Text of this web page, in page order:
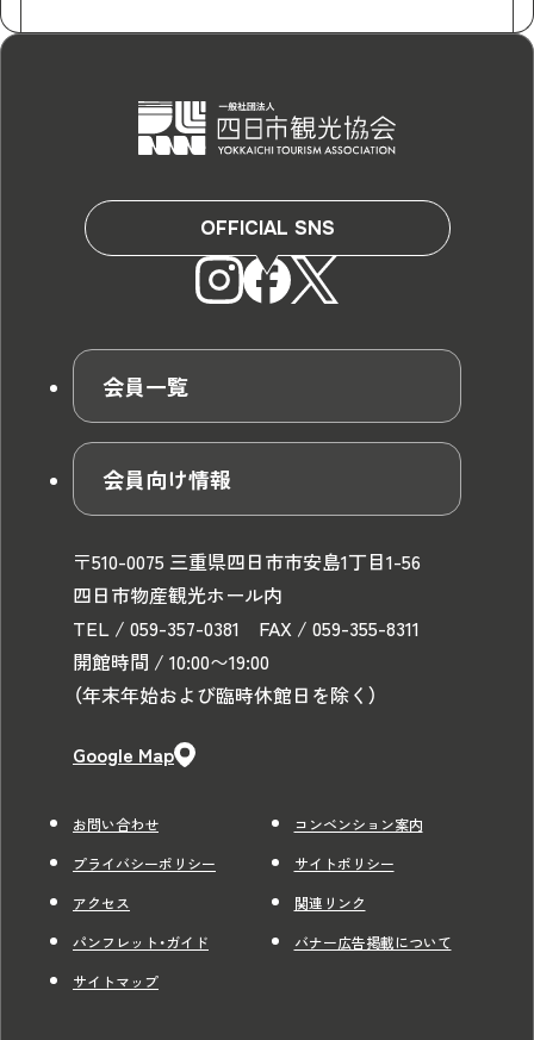
会員一覧
会員向け情報
〒510-0075 三重県四日市市安島1丁目1-56
四日市物産観光ホール内
TEL / 059-357-0381 FAX / 059-355-8311
開館時間 / 10:00〜19:00
（年末年始および臨時休館日を除く）
Google Map
OFFICIAL SNS
お問い合わせ
プライバシーポリシー
サイトポリシー
アクセス
関連リンク
パンフレット・ガイド
コンベンション案内
バナー広告掲載について
サイトマップ